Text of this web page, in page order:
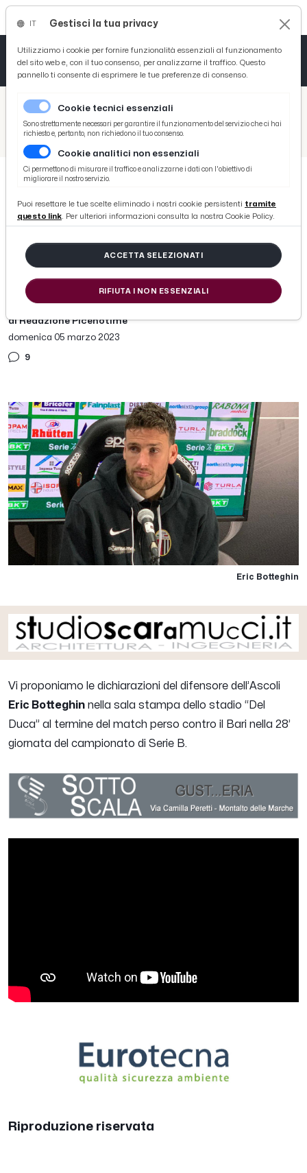
/ Picenotime
/ Ascoli Time
Ascoli-Bari 0-1, Botteghin: “Sconfitta che fa male. Troppe espulsioni. Lavoro al massimo per aiutare la squadra”
Ascoli-Bari 0-1, Botteghin:
“Sconfitta che fa male. Troppe
espulsioni. Lavoro al massimo per
aiutare la squadra”
di Redazione Picenotime
domenica 05 marzo 2023
9
Eric Botteghin
Vi proponiamo le dichiarazioni del difensore dell’Ascoli
Eric Botteghin nella sala stampa dello stadio “Del
Duca” al termine del match perso contro il Bari nella 28’
giornata del campionato di Serie B.
Riproduzione riservata
Gestisci la tua privacy
Utilizziamo i cookie per fornire funzionalità essenziali al funzionamento
del sito web e, con il tuo consenso, per analizzarne il traffico. Questo
pannello ti consente di esprimere le tue preferenze di consenso.
Cookie tecnici essenziali
Sono strettamente necessari per garantire il funzionamento del servizio che ci hai
richiesto e, pertanto, non richiedono il tuo consenso.
Cookie analitici non essenziali
Ci permettono di misurare il traffico e analizzarne i dati con l'obiettivo di
migliorare il nostro servizio.
Puoi resettare le tue scelte eliminado i nostri cookie persistenti tramite
questo link. Per ulteriori informazioni consulta la nostra Cookie Policy.
ACCETTA SELEZIONATI
RIFIUTA I NON ESSENZIALI
Tutto News
Tutto Sport
Basket
Ciclismo
Tutto Curiosità